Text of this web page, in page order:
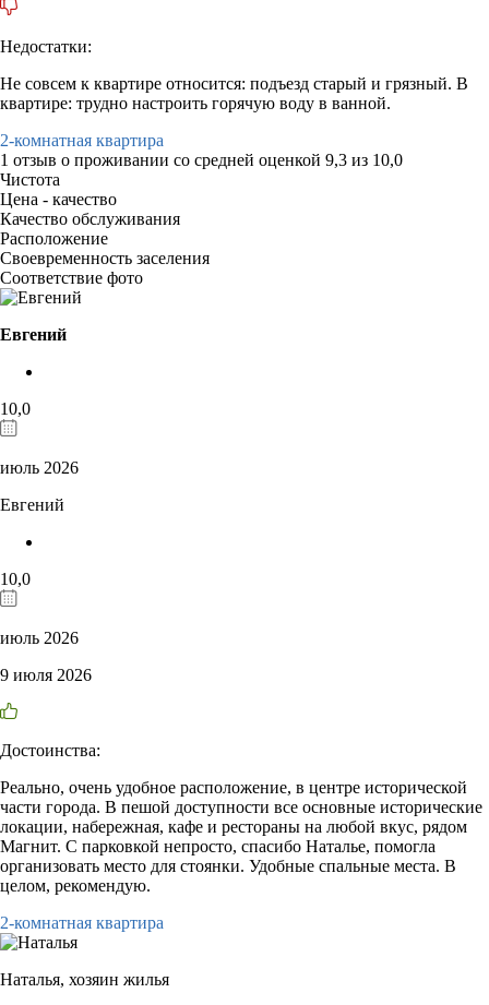
Недостатки:
Не совсем к квартире относится: подъезд старый и грязный. В
квартире: трудно настроить горячую воду в ванной.
2-комнатная квартира
1 отзыв о проживании со средней оценкой 9,3 из 10,0
Чистота
Цена - качество
Качество обслуживания
Расположение
Своевременность заселения
Соответствие фото
Евгений
10,0
июль 2026
Евгений
10,0
июль 2026
9 июля 2026
Достоинства:
Реально, очень удобное расположение, в центре исторической
части города. В пешой доступности все основные исторические
локации, набережная, кафе и рестораны на любой вкус, рядом
Магнит. С парковкой непросто, спасибо Наталье, помогла
организовать место для стоянки. Удобные спальные места. В
целом, рекомендую.
2-комнатная квартира
Наталья, хозяин жилья